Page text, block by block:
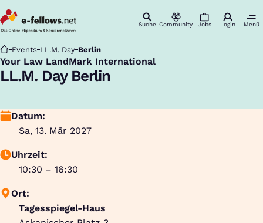
Suche Community Jobs Login Menü
Startseite
Events LL.M. Day Berlin
Your Law LandMark International
:
LL.M. Day Berlin
Datum:
Sa, 13. Mär 2027
Uhrzeit:
10:30 – 16:30
Ort:
Tagesspiegel-Haus